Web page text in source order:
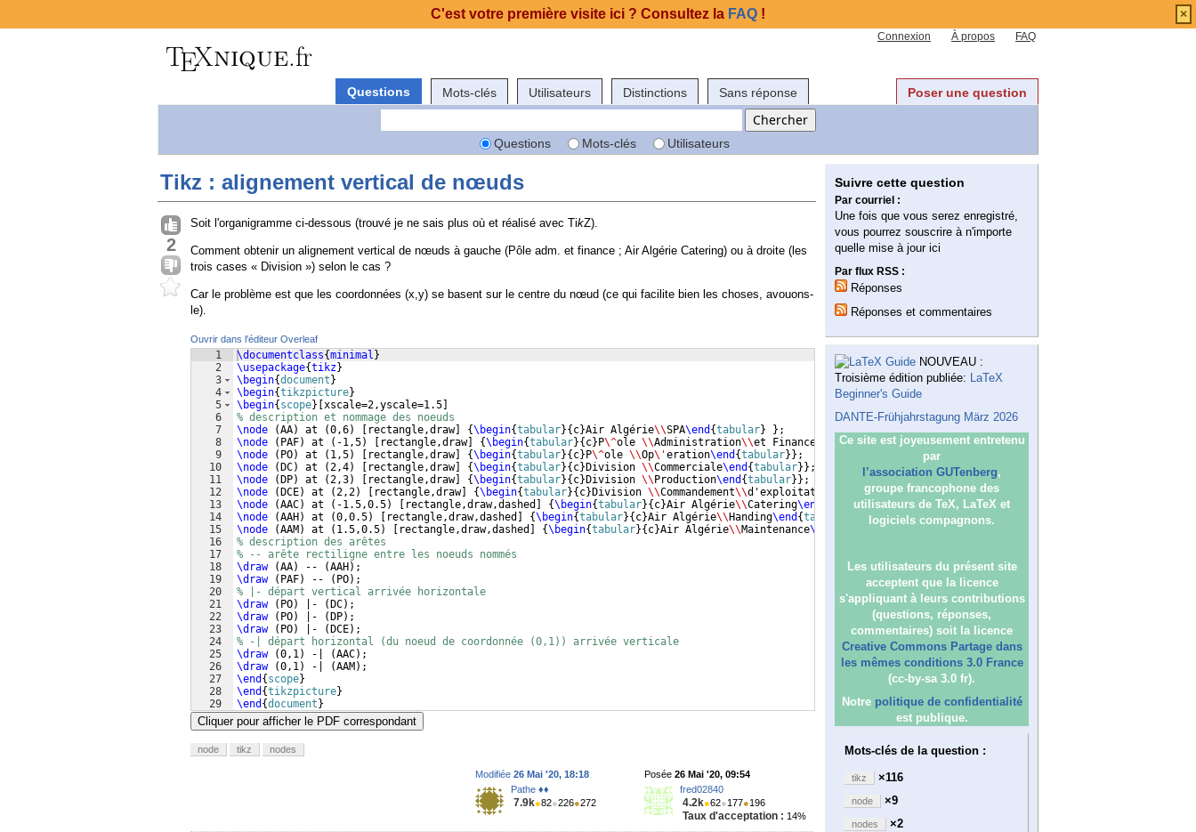
Connexion À propos FAQ
Questions Mots-clés Utilisateurs Distinctions Sans réponse Poser une question
Questions Mots-clés Utilisateurs
Tikz : alignement vertical de nœuds
2
Soit l'organigramme ci-dessous (trouvé je ne sais plus où et réalisé avec TikZ).
Comment obtenir un alignement vertical de nœuds à gauche (Pôle adm. et finance ; Air Algérie Catering) ou à droite (les
trois cases « Division ») selon le cas ?
Car le problème est que les coordonnées (x,y) se basent sur le centre du nœud (ce qui facilite bien les choses, avouons-
le).
Ouvrir dans l'éditeur Overleaf
1
2
3
4
5
6
7
8
9
10
11
12
13
14
15
16
17
18
19
20
21
22
23
24
25
26
27
28
29
\documentclass{minimal }
\usepackage{tikz}
\begin{document }
\begin{tikzpicture}
\begin{ scope} xscale=2,yscale=1.5
% description et nommage des noeuds
\node
(AA) at (0,6) rectangle,draw] {\begin{tabular}{ c}Air Algérie\\SPA\end {tabular} } ;
\node
( PAF) at ( -1,5) rectangle,draw] {\begin{tabular}{ c} P\^ole \\Administration\\et Finance \end{tabular} } ;
\node
( PO) at ( 1,5) rectangle,draw] {\begin{tabular}{ c} P\^ole \\Op\'eration\end {tabular} } ;
\node
( DC) at (2,4) rectangle,draw] {\begin{tabular}{ c} Division \\Commerciale\end {tabular} } ;
\node
( DP) at (2,3) rectangle,draw] {\begin{tabular}{ c} Division \\ Production\end {tabular} } ;
\node
( DCE) at (2,2) rectangle,draw] {\begin{tabular}{ c} Division \\Commandement\\d'exploitation {tabular}};
\node
(AAC) at ( -1.5,0.5) rectangle,draw,dashed {\begin{tabular}{ c}Air Algérie\\Catering\end tabular } };
\node
(AAH ) at (0,0.5) rectangle,draw,dashed {\begin{tabular}{ c}Air Algérie\\ Handing\end {tabular
;
\node
(AAM ) at ( 1.5,0.5) rectangle,draw,dashed {\begin{tabular}{ c}Air Algérie\\Maintenance\end tabular}
% description des arêtes
% -- arête rectiligne entre les noeuds nommés
\draw
(AA) -- (AAH ) ;
\draw
( PAF) -- ( PO) ;
% |- départ vertical arrivée horizontale
\draw
( PO) |- ( DC) ;
\draw
( PO) |- ( DP) ;
\draw
( PO) |- ( DCE) ;
% -| départ horizontal (du noeud de coordonnée (0,1)) arrivée verticale
\draw
(0,1) -| (AAC) ;
\draw
(0,1) -| (AAM ) ;
\end { scope}
\end {tikzpicture}
\end {document }
Cliquer pour afficher le PDF correspondant
node tikz nodes
Posée 26 Mai '20, 09:54
fred02840
4.2k●62●177●196
Taux d'acceptation : 14%
Modifiée 26 Mai '20, 18:18
Pathe ♦♦
7.9k●82●226●272
Suivre cette question
Par courriel :
Une fois que vous serez enregistré,
vous pourrez souscrire à n'importe
quelle mise à jour ici
Par flux RSS :
Réponses
Réponses et commentaires
NOUVEAU :
Troisième édition publiée: LaTeX
Beginner's Guide
DANTE-Frühjahrstagung März 2026
Ce site est joyeusement entretenu
par
l’association GUTenberg,
groupe francophone des
utilisateurs de TeX, LaTeX et
logiciels compagnons.
Les utilisateurs du présent site
acceptent que la licence
s'appliquant à leurs contributions
(questions, réponses,
commentaires) soit la licence
Creative Commons Partage dans
les mêmes conditions 3.0 France
(cc-by-sa 3.0 fr).
Notre politique de confidentialité
est publique.
Mots-clés de la question :
tikz ×116
node ×9
nodes
×2
C'est votre première visite ici ? Consultez la FAQ ! ×